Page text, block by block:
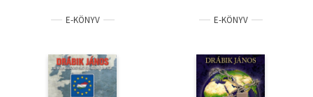
E-KÖNYV E-KÖNYV